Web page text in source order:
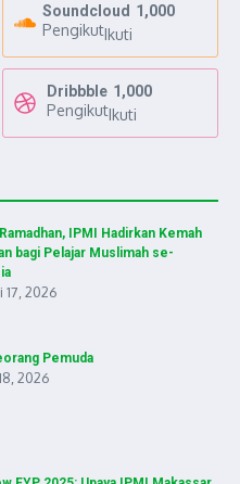
Soundcloud 1,000
PengikutIkuti
Dribbble 1,000
PengikutIkuti
IPMI Hadirkan Kemah
bagi Pelajar Muslimah se-
17, 2026
Pemuda
2026